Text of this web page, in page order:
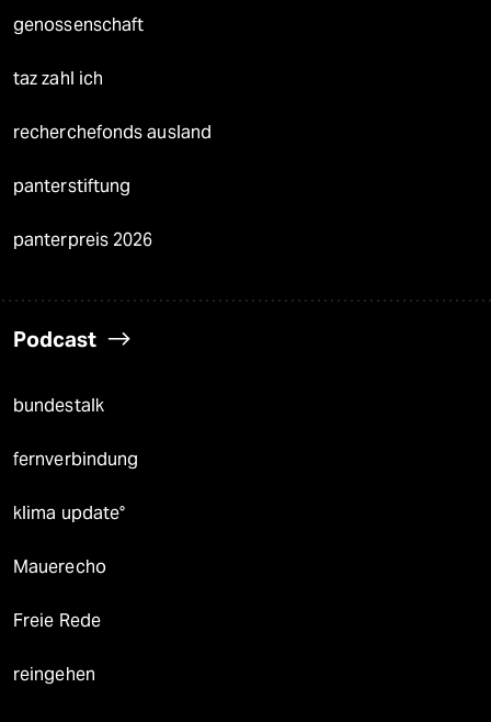
genossenschaft
taz zahl ich
recherchefonds ausland
panterstiftung
panterpreis 2026
Podcast
bundestalk
fernverbindung
klima update°
Mauerecho
Freie Rede
reingehen